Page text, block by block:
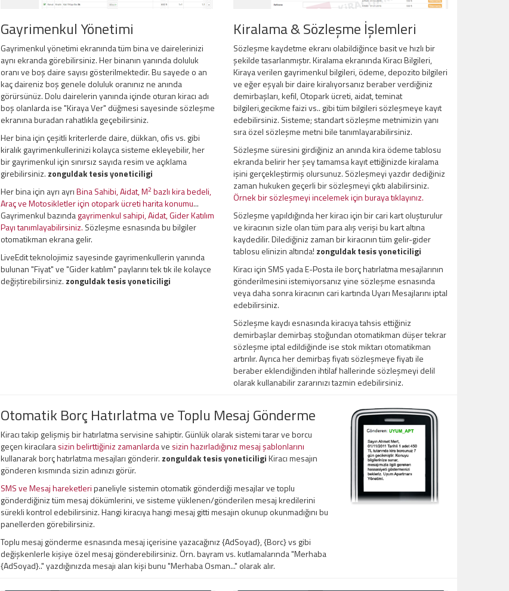
Gayrimenkul Yönetimi
Gayrimenkul yönetimi ekranında tüm bina ve dairelerinizi
aynı ekranda görebilirsiniz. Her binanın yanında doluluk
oranı ve boş daire sayısı gösterilmektedir. Bu sayede o an
kaç daireniz boş genele doluluk oranınız ne anında
görürsünüz. Dolu dairelerin yanında içinde oturan kiracı adı
boş olanlarda ise "Kiraya Ver" düğmesi sayesinde sözleşme
ekranına buradan rahatlıkla geçebilirsiniz.
Her bina için çeşitli kriterlerde daire, dükkan, ofis vs. gibi
kiralık gayrimenkullerinizi kolayca sisteme ekleyebilir, her
bir gayrimenkul için sınırsız sayıda resim ve açıklama
girebilirsiniz. zonguldak tesis yoneticiligi
Her bina için ayrı ayrıBina Sahibi, Aidat, M2 bazlı kira bedeli,
Araç ve Motosikletler için otopark ücreti harita konumu...
Gayrimenkul bazındagayrimenkul sahipi, Aidat, Gider Katılım
Payı tanımlayabilirsiniz. Sözleşme esnasında bu bilgiler
otomatikman ekrana gelir.
LiveEdit teknolojimiz sayesinde gayrimenkullerin yanında
bulunan "Fiyat" ve "Gider katılım" paylarını tek tık ile kolayce
değiştirebilirsiniz. zonguldak tesis yoneticiligi
Kiralama & Sözleşme İşlemleri
Sözleşme kaydetme ekranı olabildiğince basit ve hızlı bir
şekilde tasarlanmıştır. Kiralama ekranında Kiracı Bilgileri,
Kiraya verilen gayrimenkul bilgileri, ödeme, depozito bilgileri
ve eğer eşyalı bir daire kiralıyorsanız beraber verdiğiniz
demirbaşları, kefil, Otopark ücreti, aidat, teminat
bilgileri,gecikme faizi vs.. gibi tüm bilgileri sözleşmeye kayıt
edebilirsiniz. Sisteme; standart sözleşme metnimizin yanı
sıra özel sözleşme metni bile tanımlayarabilirsiniz.
Sözleşme süresini girdiğiniz an anında kira ödeme tablosu
ekranda belirir her şey tamamsa kayıt ettiğinizde kiralama
işini gerçekleştirmiş olursunuz. Sözleşmeyi yazdır dediğiniz
zaman hukuken geçerli bir sözleşmeyi çıktı alabilirsiniz.
Örnek bir sözleşmeyi incelemek için buraya tıklayınız.
Sözleşme yapıldığında her kiracı için bir cari kart oluşturulur
ve kiracının sizle olan tüm para alış verişi bu kart altına
kaydedilir. Dilediğiniz zaman bir kiracının tüm gelir-gider
tablosu elinizin altında! zonguldak tesis yoneticiligi
Kiracı için SMS yada E-Posta ile borç hatırlatma mesajlarının
gönderilmesini istemiyorsanız yine sözleşme esnasında
veya daha sonra kiracının cari kartında Uyarı Mesajlarını iptal
edebilirsiniz.
Sözleşme kaydı esnasında kiracıya tahsis ettiğiniz
demirbaşlar demirbaş stoğundan otomatikman düşer tekrar
sözleşme iptal edildiğinde ise stok miktarı otomatikman
artırılır. Ayrıca her demirbaş fiyatı sözleşmeye fiyatı ile
beraber eklendiğinden ihtilaf hallerinde sözleşmeyi delil
olarak kullanabilir zararınızı tazmin edebilirsiniz.
Otomatik Borç Hatırlatma ve Toplu Mesaj Gönderme
Kiracı takip gelişmiş bir hatırlatma servisine sahiptir. Günlük olarak sistemi tarar ve borcu
geçen kiracılarasizin belirttiğiniz zamanlardave sizin hazırladığınız mesaj şablonlarını
kullanarak borç hatırlatma mesajları gönderir. zonguldak tesis yoneticiligiKiracı mesajın
gönderen kısmında sizin adınızı görür.
SMS ve Mesaj hareketleripaneliyle sistemin otomatik gönderdiği mesajlar ve toplu
gönderdiğiniz tüm mesaj dökümlerini, ve sisteme yüklenen/gönderilen mesaj kredilerini
sürekli kontrol edebilirsiniz. Hangi kiracıya hangi mesaj gitti mesajın okunup okunmadığını bu
panellerden görebilirsiniz.
Toplu mesaj gönderme esnasında mesaj içerisine yazacağınız {AdSoyad}, {Borc} vs gibi
değişkenlerle kişiye özel mesaj gönderebilirsiniz. Örn. bayram vs. kutlamalarında "Merhaba
{AdSoyad}.." yazdığınızda mesajı alan kişi bunu "Merhaba Osman..." olarak alır.